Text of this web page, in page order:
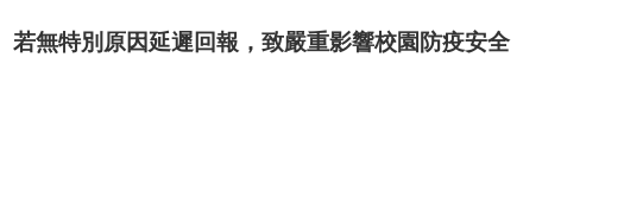
若無特別原因延遲回報，致嚴重影響校園防疫安全